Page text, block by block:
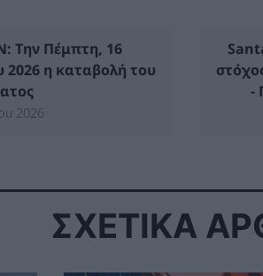
Την Πέμπτη, 16
2026 η καταβολή του
2026
-
ΣΧΕΤΙΚΑ